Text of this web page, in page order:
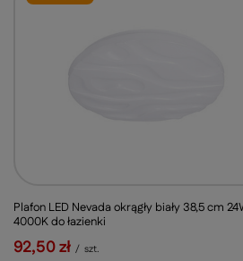
Plafon LED Nevada okrągły biały 38,5 cm
4000K do łazienki
92,50 zł / szt.